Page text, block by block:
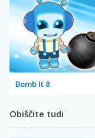
Bomb It 8
Obiščite tudi